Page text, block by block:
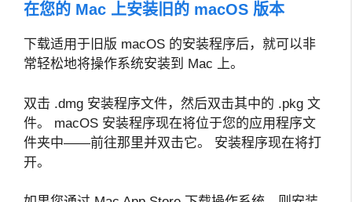
在您的 Mac 上安装旧的 macOS 版本
下载适用于旧版 macOS 的安装程序后，就可以非
常轻松地将操作系统安装到 Mac 上。
双击 .dmg 安装程序文件，然后双击其中的 .pkg 文
件。 macOS 安装程序现在将位于您的应用程序文
件夹中——前往那里并双击它。 安装程序现在将打
开。